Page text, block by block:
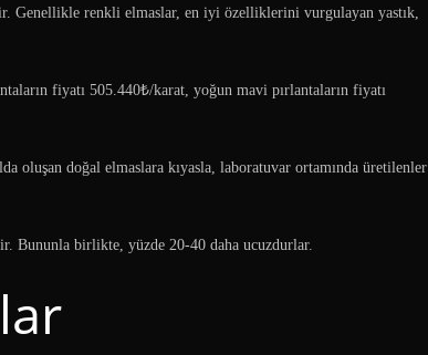
Genellikle renkli elmaslar, en iyi özelliklerini vurgulayan yastık,
fiyatı 505.440₺/karat, yoğun mavi pırlantaların fiyatı
oluşan doğal elmaslara kıyasla, laboratuvar ortamında üretilenler
Bununla birlikte, yüzde 20-40 daha ucuzdurlar.